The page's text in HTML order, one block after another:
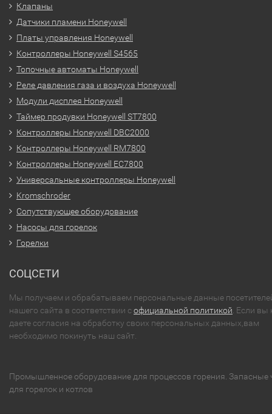
Клапаны
Датчики пламени Honeywell
Платы управления Honeywell
Контроллеры Honeywell S4565
Топочные автоматы Honeywell
Реле давления газа и воздуха Honeywell
Модули дисплея Honeywell
Таймер продувки Honeywell ST7800
Контроллеры Honeywell DBC2000
Контроллеры Honeywell RM7800
Контроллеры Honeywell EC7800
Универсальные контроллеры Honeywell
Kromschroder
Сопутствующее оборудование
Насосы для горелок
Горелки
СОЦСЕТИ
Мы получаем и обрабатываем персональные данные
нашего сайта в соответствии софициальной политикой . Если вы
даете согласия на обработку своих персональных данных,вам
необходимо покинуть наш сайт.
Промышленное оборудование для процессов горения. Запасные
для горелок и котлов